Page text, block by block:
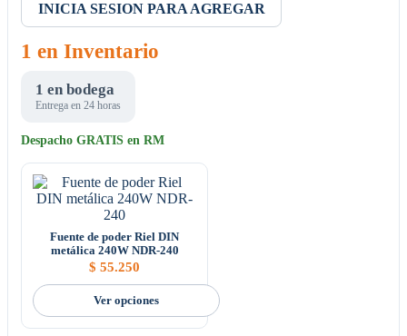
INICIA SESION PARA AGREGAR
1 en Inventario
1 en bodega
Entrega en 24 horas
Despacho GRATIS en RM
Fuente de poder Riel DIN
metálica 240W NDR-240
$ 55.250
Ver opciones